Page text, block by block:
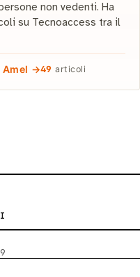
non vedenti. Ha
su Tecnoaccess tra il
Amel →49 articoli